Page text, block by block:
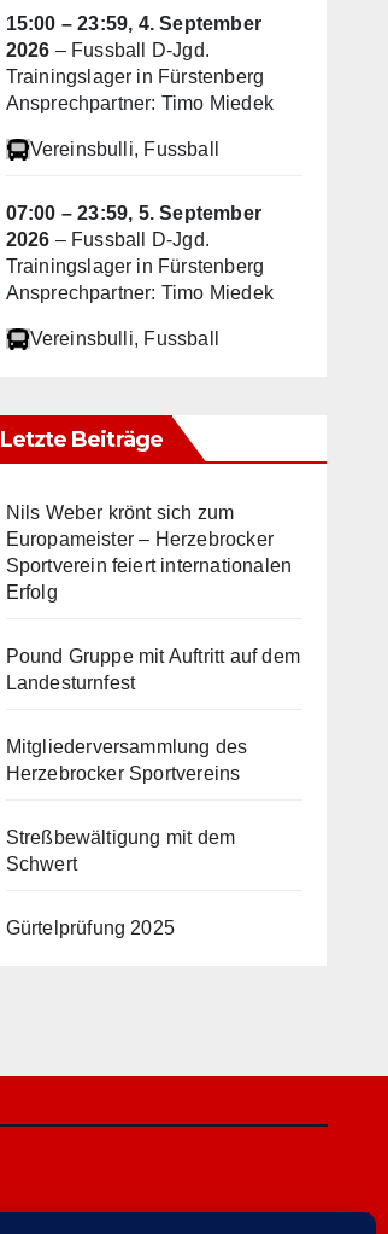
15:00 – 23:59, 4. September
2026 – Fussball D-Jgd.
Trainingslager in Fürstenberg
Ansprechpartner: Timo Miedek
Vereinsbulli, Fussball
07:00 – 23:59, 5. September
2026 – Fussball D-Jgd.
Trainingslager in Fürstenberg
Ansprechpartner: Timo Miedek
Vereinsbulli, Fussball
Letzte Beiträge
Nils Weber krönt sich zum
Europameister – Herzebrocker
Sportverein feiert internationalen
Erfolg
Pound Gruppe mit Auftritt auf dem
Landesturnfest
Mitgliederversammlung des
Herzebrocker Sportvereins
Streßbewältigung mit dem
Schwert
Gürtelprüfung 2025